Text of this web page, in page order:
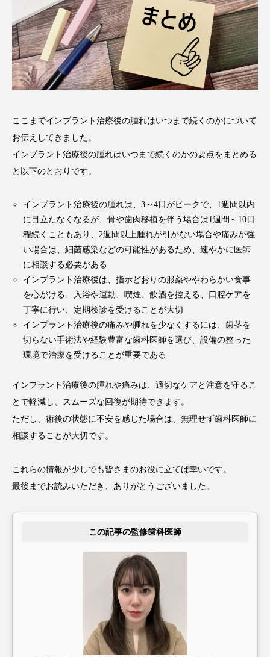
ここまでインプラント治療後の腫れはいつまで続くのかについて
お伝えしてきました。
インプラント治療後の腫れはいつまで続くのかの要点をまとめる
と以下のとおりです。
インプラント治療後の腫れは、3～4日がピークで、1週間以内
に目立たなくなるが、骨や歯肉移植を伴う場合は1週間～10日
程続くこともあり、2週間以上腫れが引かない場合や痛みが強
い場合は、細菌感染などの可能性があるため、速やかに医師
に相談する必要がある
インプラント治療後は、指示どおりの服薬ややわらかい食事
を心がける、入浴や運動、喫煙、飲酒を控える、口腔ケアを
丁寧に行い、定期検診を受けることが大切
インプラント治療後の痛みや腫れを少なくするには、歯茎を
切らない手術法や経験豊富な歯科医師を選び、設備の整った
環境で治療を受けることが重要である
インプラント治療後の腫れや痛みは、適切なケアと注意を守るこ
とで軽減し、スムーズな回復が期待できます。
ただし、術後の状態に不安を感じた場合は、無理せず歯科医師に
相談することが大切です。
これらの情報が少しでも皆さまのお役に立てば幸いです。
最後までお読みいただき、ありがとうございました。
この記事の監修歯科医師